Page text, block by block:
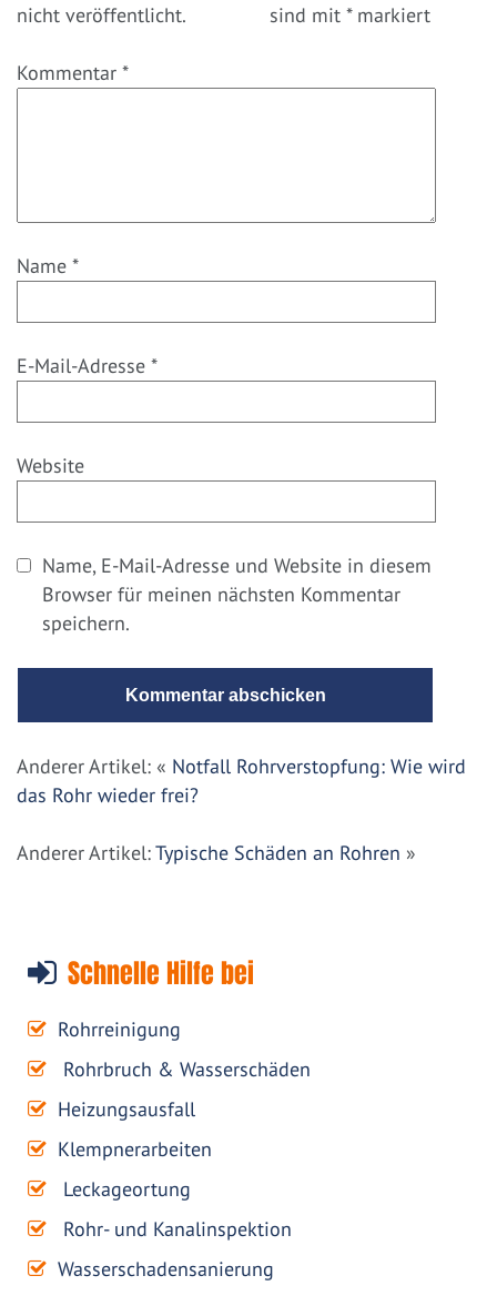
nicht veröffentlicht.
sind mit *markiert
Kommentar *
Name *
E-Mail-Adresse *
Website
Name, E-Mail-Adresse und Website in diesem
Browser für meinen nächsten Kommentar
speichern.
Anderer Artikel: « Notfall Rohrverstopfung: Wie wird
das Rohr wieder frei?
Anderer Artikel:Typische Schäden an Rohren »
Schnelle Hilfe bei
Rohrreinigung
Rohrbruch & Wasserschäden
Heizungsausfall
Klempnerarbeiten
Leckageortung
Rohr- und Kanalinspektion
Wasserschadensanierung